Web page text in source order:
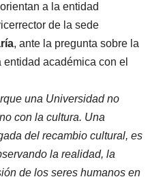
a la entidad
de la sede
, ante la pregunta sobre la
académica con el
una Universidad no
con la cultura. Una
del recambio cultural, es
la realidad, la
de los seres humanos en